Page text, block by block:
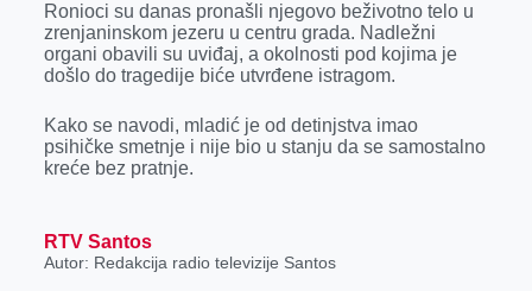
Ronioci su danas pronašli njegovo beživotno telo u
zrenjaninskom jezeru u centru grada. Nadležni
organi obavili su uviđaj, a okolnosti pod kojima je
došlo do tragedije biće utvrđene istragom.
Kako se navodi, mladić je od detinjstva imao
psihičke smetnje i nije bio u stanju da se samostalno
kreće bez pratnje.
RTV Santos
Autor: Redakcija radio televizije Santos